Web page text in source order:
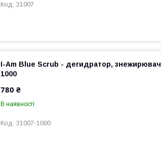
31007
I-Am Blue Scrub - дегидратор, знежирювач
1000
780 ₴
В наявності
31007-1000